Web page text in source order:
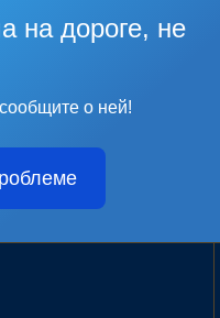
на дороге, не
о ней!